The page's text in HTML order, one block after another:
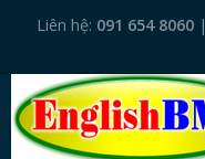
Liên hệ: 091 654 8060|